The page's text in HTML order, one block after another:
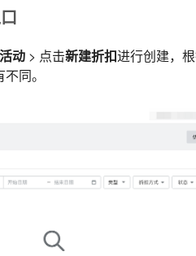
动 > 点击新建折扣进行创建，
同。